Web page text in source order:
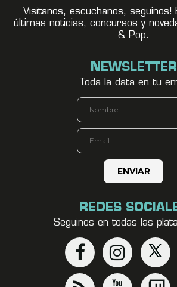
Visitanos, escuchanos, seguínos!
últimas noticias, concursos y
& Pop.
NEWSLETTER
Toda la data en tu
REDES
Seguinos en todas las